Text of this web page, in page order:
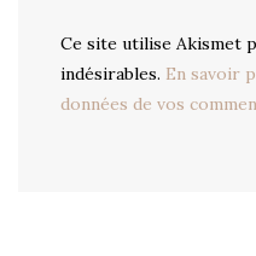
Ce site utilise Akismet
indésirables. En savoir
données de vos